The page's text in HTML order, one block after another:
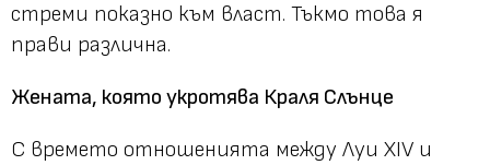
стреми показно към власт. Тъкмо това я
прави различна.
Жената, която укротява Краля Слънце
С времето отношенията между Луи XIV и